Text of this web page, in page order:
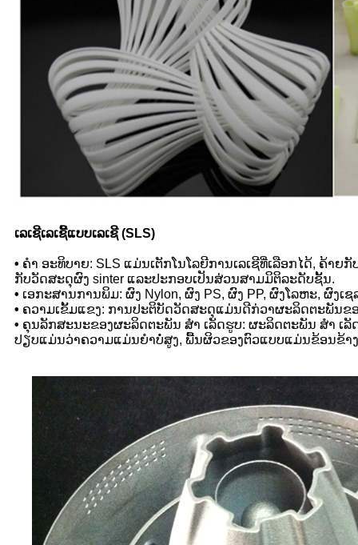
ເລເຊີເລເຊີ້ແບບເລເຊີ (SLS)
• ຄຳ ອະທິບາຍ: SLS ແມ່ນເຕັກໂນໂລຍີການເລເຊີທີ່ເລືອກໄດ້, ຄ້າ
ກັບວັດສະດຸຜົງ sinter ແລະປະກອບເປັນສ່ວນສາມມິຕິລະດັບຊັ້ນ.
• ເອກະສານການພິມ: ຜົງ Nylon, ຜົງ PS, ຜົງ PP, ຜົງໂລຫະ, ຜົງ
• ຄວາມເຂັ້ມແຂງ: ການປະຕິບັດວັດສະດຸແມ່ນດີກ່ວາຜະລິດຕະພັນຂ
• ຄຸນລັກສະນະຂອງຜະລິດຕະພັນ ສຳ ເລັດຮູບ: ຜະລິດຕະພັນ ສຳ
ປຽບແມ່ນວ່າຄວາມແມ່ນຍໍາບໍ່ສູງ, ພື້ນຜິວຂອງຕົວແບບແມ່ນຂ້ອນຂ້າ